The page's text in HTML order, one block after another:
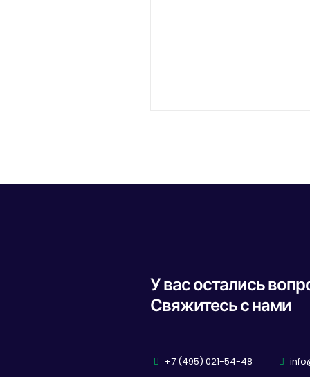
У вас остались
Свяжитесь с нами
+7 (495) 021-54-48